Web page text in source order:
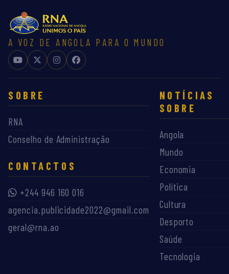
A VOZ DE ANGOLA PARA O MUNDO
SOBRE
RNA
Conselho de Administração
CONTACTOS
+244 946 160 016
agencia.publicidade2022@gmail.com
geral@rna.ao
NOTÍCIAS
SOBRE
Angola
Mundo
Economia
Política
Cultura
Desporto
Saúde
Tecnologia